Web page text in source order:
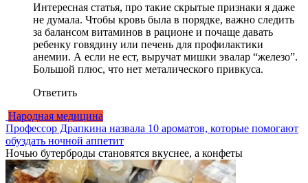
Интересная статья, про такие скрытые признаки я даже
не думала. Чтобы кровь была в порядке, важно следить
за балансом витаминов в рационе и почаще давать
ребенку говядину или печень для профилактики
анемии. А если не ест, выручат мишки эвалар “железо”.
Большой плюс, что нет металического привкуса.
Ответить
Народная медицина
Профессор Драпкина назвала 10 ароматов, которые помогают
обуздать ночной аппетит
Ночью бутерброды становятся вкуснее, а конфеты